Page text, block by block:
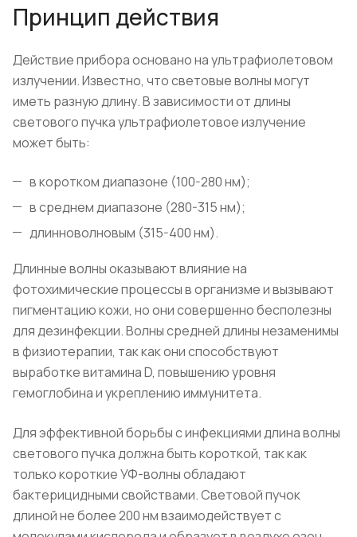
Принцип действия
Действие прибора основано на ультрафиолетовом
излучении. Известно, что световые волны могут
иметь разную длину. В зависимости от длины
светового пучка ультрафиолетовое излучение
может быть:
в коротком диапазоне (100-280 нм);
в среднем диапазоне (280-315 нм);
длинноволновым (315-400 нм).
Длинные волны оказывают влияние на
фотохимические процессы в организме и вызывают
пигментацию кожи, но они совершенно бесполезны
для дезинфекции. Волны средней длины незаменимы
в физиотерапии, так как они способствуют
выработке витамина D, повышению уровня
гемоглобина и укреплению иммунитета.
Для эффективной борьбы с инфекциями длина волны
светового пучка должна быть короткой, так как
только короткие УФ-волны обладают
бактерицидными свойствами. Световой пучок
длиной не более 200 нм взаимодействует с